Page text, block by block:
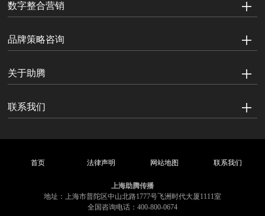
数字整合营销
品牌策略咨询
关于助腾
联系我们
首页 法律声明 网站地图 联系我们
上海助腾传播
地址：上海市普陀区中山北路1777号飞洲时代大厦1111室
全国咨询电话：400-800-0674